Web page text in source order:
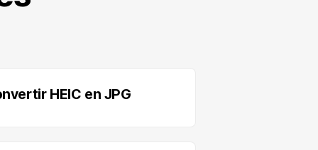
HEIC en JPG